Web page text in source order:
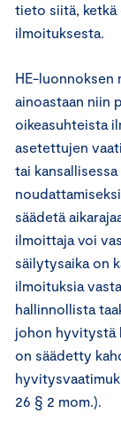
tieto siitä,
ilmoituksesta.
HE-luonnoksen
ainoastaan niin
oikeasuhteista
asetettujen
tai
säädetä
ilmoittaja voi
säilytysaika on
ilmoituksia
hallinnollista
johon hyvitystä
on säädetty
26 § 2 mom.).